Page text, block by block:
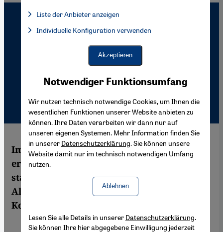
Im Mai und Juni 2007 findet in Berlin das
erste Euro-Mediterrane Jugendparlament
statt. Die Teilnehmer trafen sich in
Alexandria zu einer vorbereitenden
Konferenz.
Notwendiger Funktionsumfang
Wir nutzen technisch notwendige Cookies, um Ihnen die
wesentlichen Funktionen unserer Website anbieten zu
können. Ihre Daten verarbeiten wir dann nur auf
unseren eigenen Systemen. Mehr Information finden Sie
in unserer Datenschutzerklärung. Sie können unsere
Website damit nur im technisch notwendigen Umfang
nutzen.
Ablehnen
Liste der Anbieter anzeigen
Facebook Embed / Facebook Connect, Google Maps Embed,
Facebook Embed / Facebook Connect
Google Maps Embed
Individuelle Konfiguration verwenden
Akzeptieren
Lesen Sie alle Details in unserer Datenschutzerklärung.
Sie können Ihre hier abgegebene Einwilligung jederzeit